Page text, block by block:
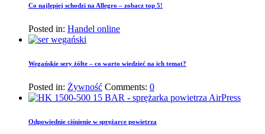
Co najlepiej schodzi na Allegro – zobacz top 5!
Posted in: Handel online
Wegańskie sery żółte – co warto wiedzieć na ich temat?
Posted in: Żywność Comments: 0
Odpowiednie ciśnienie w sprężarce powietrza